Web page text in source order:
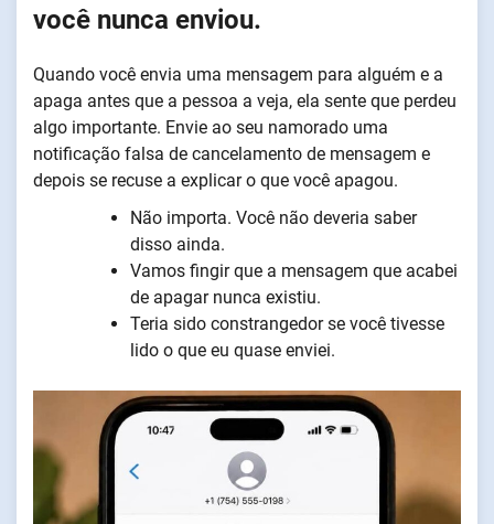
você nunca enviou.
Quando você envia uma mensagem para alguém e a
apaga antes que a pessoa a veja, ela sente que perdeu
algo importante. Envie ao seu namorado uma
notificação falsa de cancelamento de mensagem e
depois se recuse a explicar o que você apagou.
Não importa. Você não deveria saber
disso ainda.
Vamos fingir que a mensagem que acabei
de apagar nunca existiu.
Teria sido constrangedor se você tivesse
lido o que eu quase enviei.